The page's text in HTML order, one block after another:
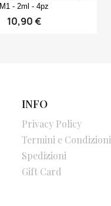
M1 - 2ml - 4pz
10,90 €
INFO
Privacy Policy
Termini e Condizioni
Spedizioni
Gift Card